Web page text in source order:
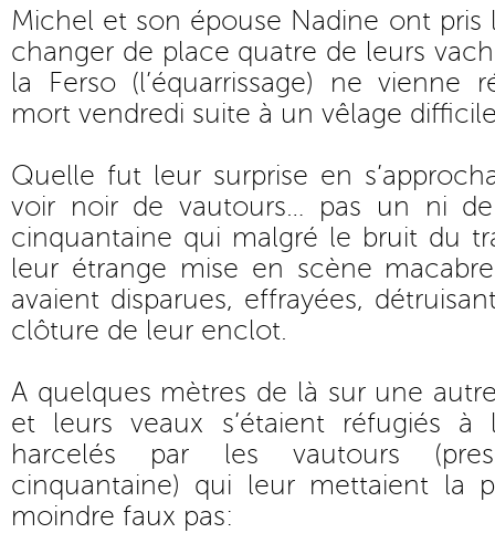
Michel et son épouse Nadine ont
changer de place quatre de leurs
la Ferso (l’équarrissage) ne vienne
mort vendredi suite à un vêlage
Quelle fut leur surprise en
voir noir de vautours… pas un ni
cinquantaine qui malgré le bruit du
leur étrange mise en scène
avaient disparues, effrayées,
clôture de leur enclot.
A quelques mètres de là sur une
et leurs veaux s’étaient réfugiés à
harcelés par les vautours
cinquantaine) qui leur mettaient la
moindre faux pas: